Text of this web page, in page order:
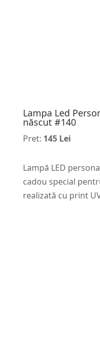
Lampa Led
născut #140
Pret: 145 Lei
Lampă LED
cadou special
realizată cu print